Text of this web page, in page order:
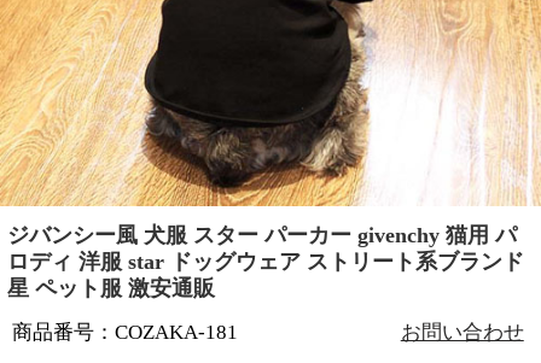
ジバンシー風 犬服 スター パーカー givenchy 猫用 パ
ロディ 洋服 star ドッグウェア ストリート系ブランド
星 ペット服 激安通販
商品番号：COZAKA-181 お問い合わせ